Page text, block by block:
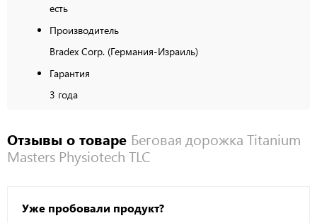
есть
Производитель
Bradex Corp. (Германия-Израиль)
Гарантия
3 года
Отзывы о товаре Беговая дорожка Titanium
Masters Physiotech TLC
Уже пробовали продукт?